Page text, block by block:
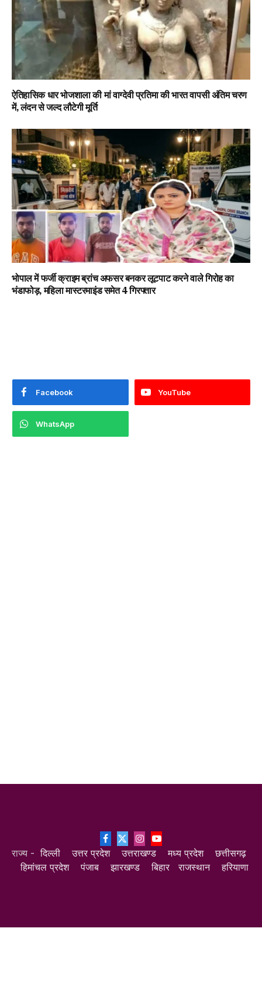
ऐतिहासिक धार भोजशाला की मां वाग्देवी प्रतिमा की भारत वापसी अंतिम चरण
में, लंदन से जल्द लौटेगी मूर्ति
भोपाल में फर्जी क्राइम ब्रांच अफसर बनकर लूटपाट करने वाले गिरोह का
भंडाफोड़, महिला मास्टरमाइंड समेत 4 गिरफ्तार
Facebook YouTube
WhatsApp
Facebook
X
(Twitter)
InstagramYouTube
राज्य -दिल्ली उत्तर प्रदेश उत्तराखण्ड मध्य प्रदेश
छत्तीसगढ़
हिमांचल प्रदेश
पंजाब झारखण्ड बिहार राजस्थान हरियाणा